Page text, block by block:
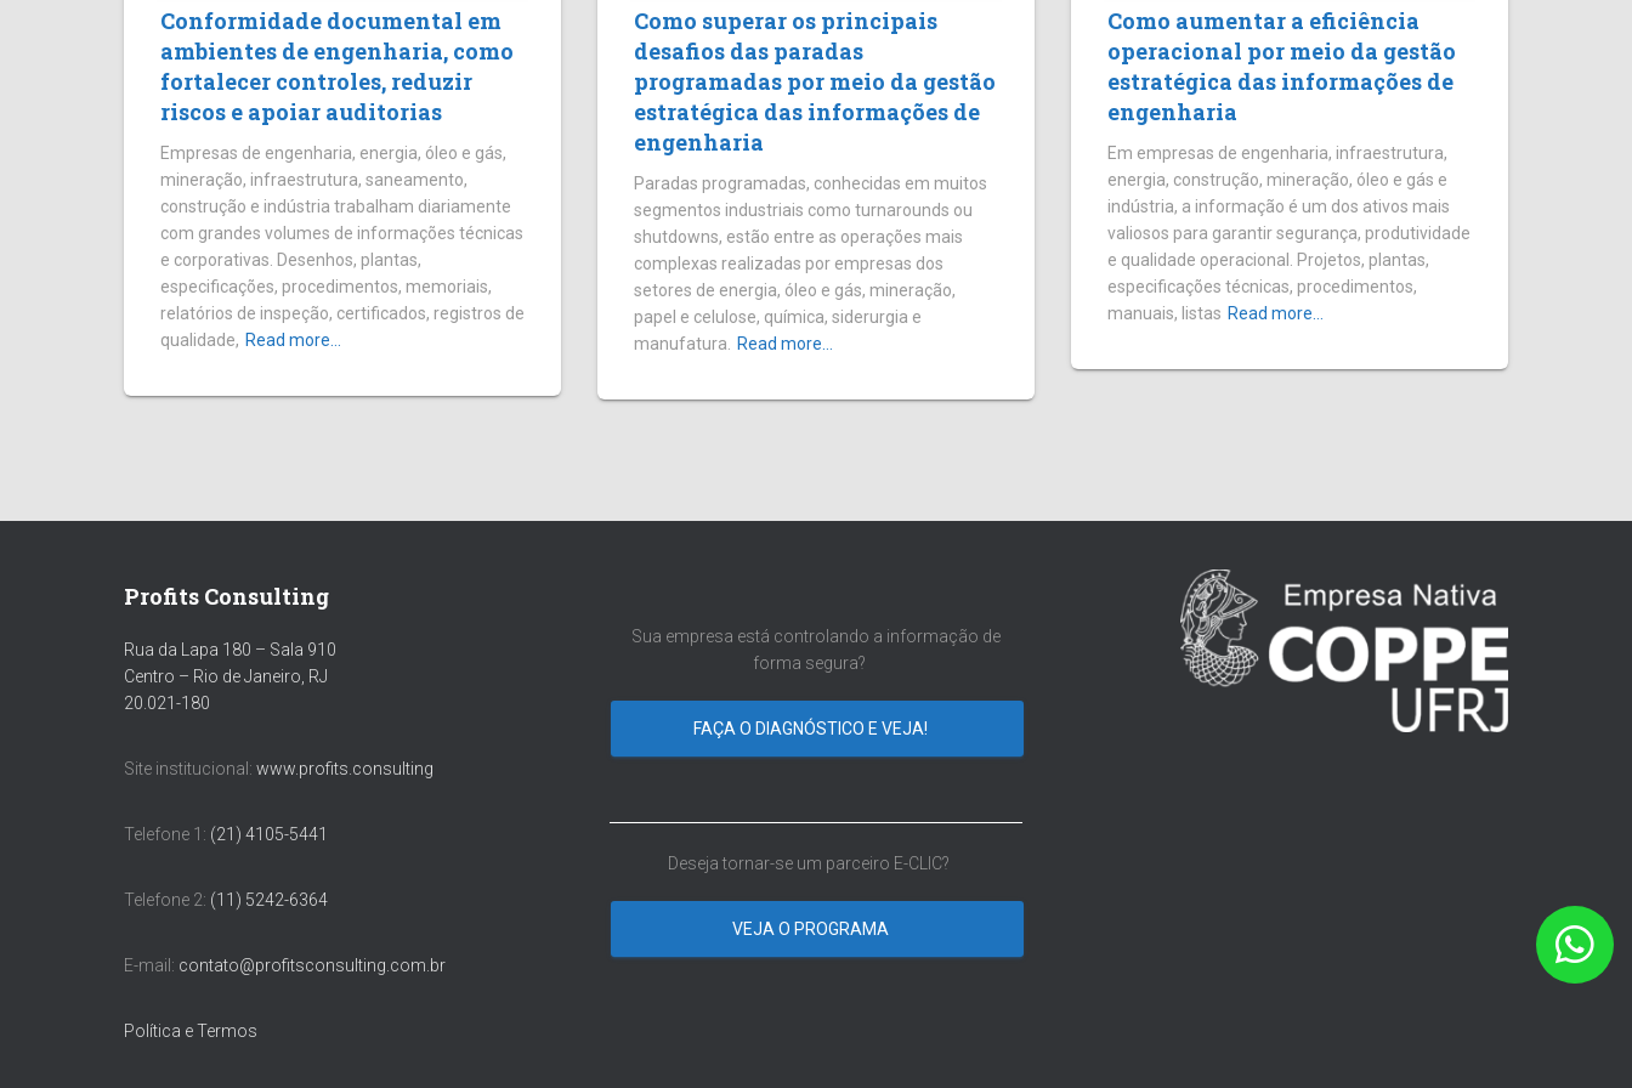
Conformidade documental em
ambientes de engenharia, como
fortalecer controles, reduzir
riscos e apoiar auditorias
Empresas de engenharia, energia, óleo e gás,
mineração, infraestrutura, saneamento,
construção e indústria trabalham diariamente
com grandes volumes de informações técnicas
e corporativas. Desenhos, plantas,
especificações, procedimentos, memoriais,
relatórios de inspeção, certificados, registros de
qualidade, Read more…
Como superar os principais
desafios das paradas
programadas por meio da gestão
estratégica das informações de
engenharia
Paradas programadas, conhecidas em muitos
segmentos industriais como turnarounds ou
shutdowns, estão entre as operações mais
complexas realizadas por empresas dos
setores de energia, óleo e gás, mineração,
papel e celulose, química, siderurgia e
manufatura.
Read more…
Como aumentar a eficiência
operacional por meio da gestão
estratégica das informações de
engenharia
Em empresas de engenharia, infraestrutura,
energia, construção, mineração, óleo e gás e
indústria, a informação é um dos ativos mais
valiosos para garantir segurança, produtividade
e qualidade operacional. Projetos, plantas,
especificações técnicas, procedimentos,
manuais, listas Read more…
Profits Consulting
Rua da Lapa 180 – Sala 910
Centro – Rio de Janeiro, RJ
20.021-180
Site institucional: www.profits.consulting
Telefone 1: (21) 4105-5441
Telefone 2: (11) 5242-6364
E-mail: contato@profitsconsulting.com.br
Política e Termos
Sua empresa está controlando a informação de
forma segura?
FAÇA O DIAGNÓSTICO E VEJA!
Deseja tornar-se um parceiro E-CLIC?
VEJA O PROGRAMA